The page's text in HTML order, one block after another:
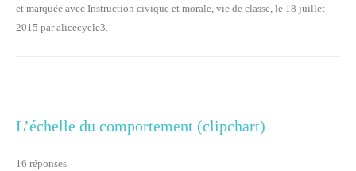
et marquée avec Instruction civique et morale, vie de classe, le 18 juillet
2015 paralicecycle3.
L’échelle du comportement (clipchart)
16 réponses